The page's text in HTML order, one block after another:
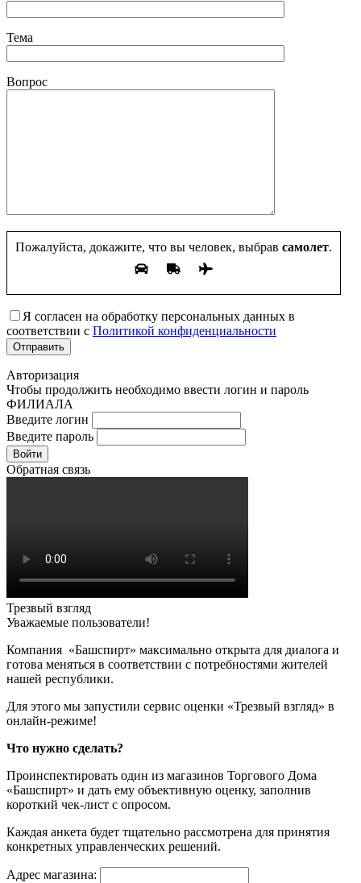
Тема
Вопрос
Пожалуйста, докажите, что вы человек, выбрав самолет.
Я согласен на обработку персональных данных в
соответствии с Политикой конфиденциальности
Авторизация
Чтобы продолжить необходимо ввести логин и пароль
ФИЛИАЛА
Введите логин
Введите пароль
Войти
Обратная связь
Трезвый взгляд
Уважаемые пользователи!
Компания «Башспирт» максимально открыта для диалога и
готова меняться в соответствии с потребностями жителей
нашей республики.
Для этого мы запустили сервис оценки «Трезвый взгляд» в
онлайн-режиме!
Что нужно сделать?
Проинспектировать один из магазинов Торгового Дома
«Башспирт» и дать ему объективную оценку, заполнив
короткий чек-лист с опросом.
Каждая анкета будет тщательно рассмотрена для принятия
конкретных управленческих решений.
Адрес магазина: